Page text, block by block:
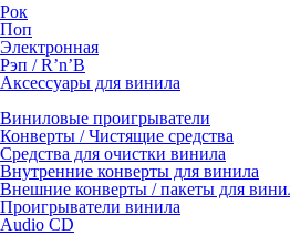
Рок
Поп
Электронная
Рэп / R’n’B
Аксессуары для винила
Виниловые проигрыватели
Конверты / Чистящие средства
Средства для очистки винила
Внутренние конверты для винила
Внешние конверты / пакеты для
Проигрыватели винила
Audio CD